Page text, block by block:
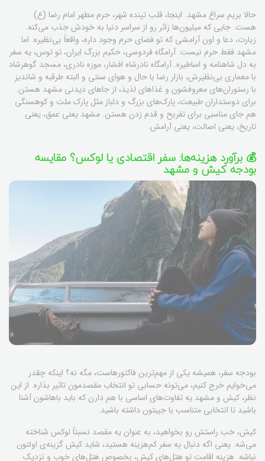
حالا بریم سراغ مشهد. اینجا، قلب تپنده شهر، حرم مطهر امام رضا (ع)
هست. جایی که میلیون‌ها زائر رو از سراسر دنیا به خودش جذب می‌کنه.
زیارت، دعا و اون آرامشی که تو فضای حرم وجود داره، واقعاً بی‌نظیره. اما
مشهد فقط حرم نیست. آرامگاه فردوسی، حکیم بزرگ ایران، تو توس، یه سفر
به دل شاهنامه و اساطیره. آرامگاه نادرشاه افشار، موزه نادری، مسجد گوهرشاد
با معماری بی‌نظیرش، بازار رضا با حال و هوای سنتی و البته طرقبه و شاندیز
با رستوران‌های معروفشون و غذاهای لذیذ، از جاهای دیدنی مشهد هستن.
برای دوستداران طبیعت، پارک‌های بزرگ و دلباز مثل پارک ملت و کوهسنگی
هم جای مناسبی برای تفریح و قدم زدن هستن. مشهد یعنی عمق، یعنی
تاریخ، یعنی اصالت، یعنی آرامش.
💰 برآورد هزینه‌ها: سفر اقتصادی یا لوکس؟ مقایسه
بودجه کیش و مشهد
بودجه سفر، همیشه یکی از مهم‌ترین فاکتورهاست، مگه نه؟ اینکه چقدر
می‌خوایم خرج کنیم، می‌تونه حسابی تو انتخاب مقصدمون تاثیر بذاره. از این
نظر، کیش و مشهد یه تفاوت‌های اساسی با هم دارن که باید باهاشون آشنا
باشید تا انتخابی متناسب با جیبتون داشته باشید.
کیش، خب راستش رو بخواهید، به عنوان یه مقصد نسبتاً لوکس شناخته
می‌شه. یعنی اگه دنبال یه سفر کم‌هزینه هستید، شاید کیش گزینه‌ی اولتون
نباشه. هزینه اقامت تو هتل‌های کیش، بخصوص هتل‌های خوب و نزدیک